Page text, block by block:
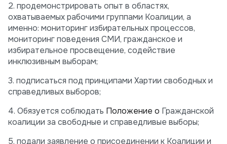
2. продемонстрировать опыт в областях,
охватываемых рабочими группами Коалиции, а
именно: мониторинг избирательных процессов,
мониторинг поведения СМИ, гражданское и
избирательное просвещение, содействие
инклюзивным выборам;
3. подписаться под принципами Хартии свободных и
справедливых выборов;
4. Обязуется соблюдать Положение о Гражданской
коалиции за свободные и справедливые выборы;
5. подали заявление о присоединении к Коалиции и